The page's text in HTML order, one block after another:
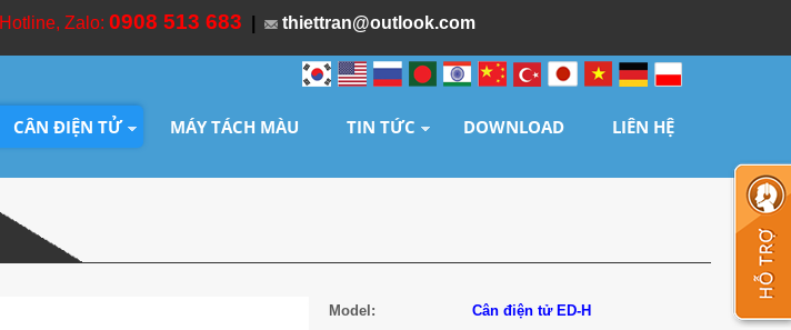
Hotline, Zalo: 0908 513 683 thiettran@outlook.com
CÂN ĐIỆN TỬ MÁY TÁCH MÀU TIN TỨC DOWNLOAD LIÊN HỆ
Model:
Cân điện tử ED-H